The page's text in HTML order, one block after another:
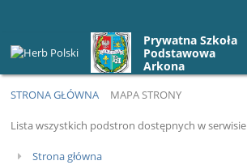
Prywatna Szkoła
Podstawowa
Arkona
STRONA GŁÓWNA MAPA STRONY
Mapa
strony
Lista wszystkich podstron dostępnych w serwisie
Strona główna